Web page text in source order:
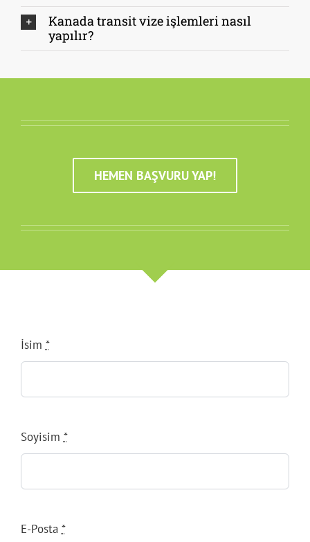
Kanada transit vize işlemleri nasıl
yapılır?
HEMEN BAŞVURU YAP!
İsim *
Soyisim *
E-Posta *